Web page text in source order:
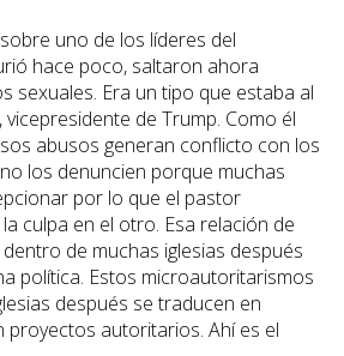
uno de los líderes del
hace poco, saltaron ahora
sexuales. Era un tipo que estaba al
de Trump. Como él
abusos generan conflicto con los
los denuncien porque muchas
por lo que el pastor
culpa en el otro. Esa relación de
de muchas iglesias después
política. Estos microautoritarismos
después se traducen en
proyectos autoritarios. Ahí es el